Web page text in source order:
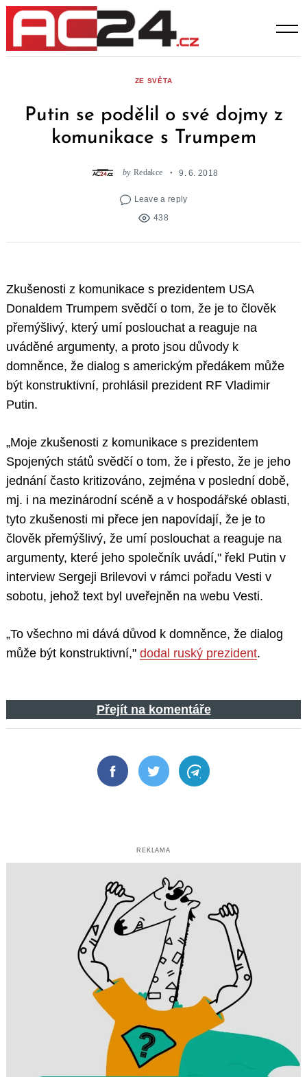
Skip
content
ZE SVĚTA
Putin se podělil o své dojmy z
komunikace s Trumpem
by Redakce 9. 6. 2018
Leave a reply
438
Zkušenosti z komunikace s prezidentem USA
Donaldem Trumpem svědčí o tom, že je to člověk
přemýšlivý, který umí poslouchat a reaguje na
uváděné argumenty, a proto jsou důvody k
domněnce, že dialog s americkým předákem může
být konstruktivní, prohlásil prezident RF Vladimir
Putin.
„Moje zkušenosti z komunikace s prezidentem
Spojených států svědčí o tom, že i přesto, že je jeho
jednání často kritizováno, zejména v poslední době,
mj. i na mezinárodní scéně a v hospodářské oblasti,
tyto zkušenosti mi přece jen napovídají, že je to
člověk přemýšlivý, že umí poslouchat a reaguje na
argumenty, které jeho společník uvádí," řekl Putin v
interview Sergeji Brilevovi v rámci pořadu Vesti v
sobotu, jehož text byl uveřejněn na webu Vesti.
„To všechno mi dává důvod k domněnce, že dialog
může být konstruktivní," dodal ruský prezident.
Přejít na komentáře
FacebookTwitter Telegram
REKLAMA